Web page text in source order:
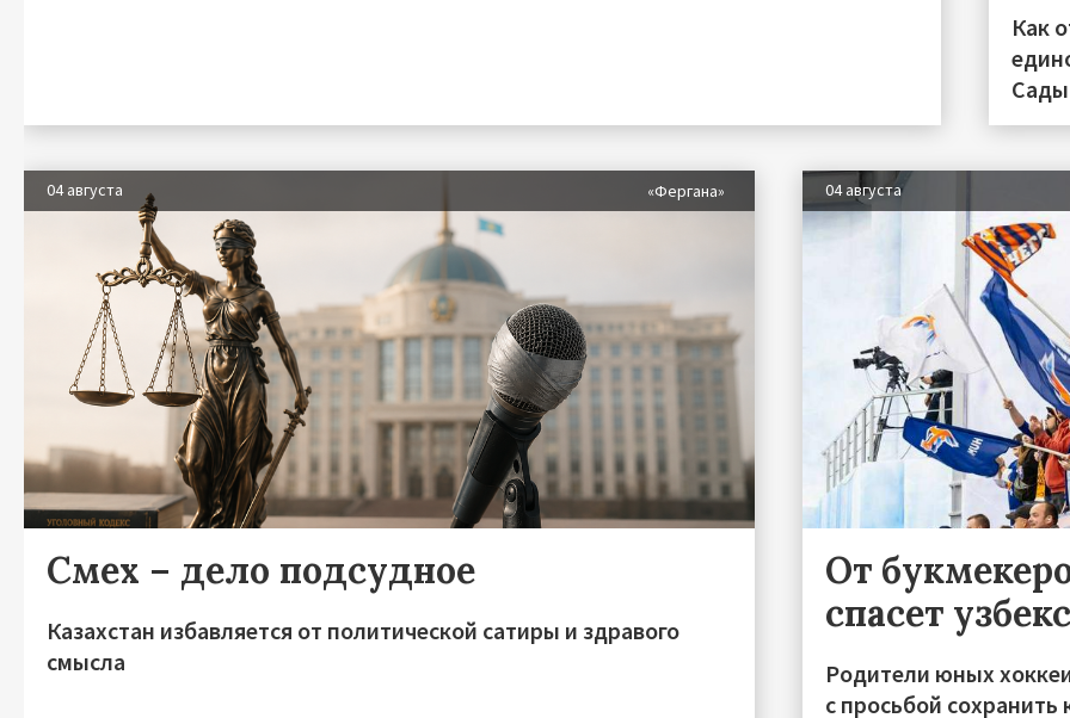
Как
04 августа «Фергана»
Смех – дело подсудное
Казахстан избавляется от политической сатиры и здравого
смысла
04 августа
От
спасет
Родители юных
с просьбой сохранить